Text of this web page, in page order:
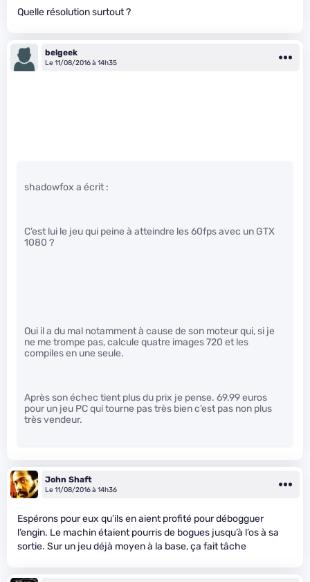
Quelle résolution surtout ?
belgeek
Le 11/08/2016 à 14h35
shadowfox a écrit :
C’est lui le jeu qui peine à atteindre les 60fps avec un GTX
1080 ?
Oui il a du mal notamment à cause de son moteur qui, si je
ne me trompe pas, calcule quatre images 720 et les
compiles en une seule.
Après son échec tient plus du prix je pense. 69.99 euros
pour un jeu PC qui tourne pas très bien c’est pas non plus
très vendeur.
John Shaft
Le 11/08/2016 à 14h36
Espérons pour eux qu’ils en aient profité pour débogguer
l’engin. Le machin étaient pourris de bogues jusqu’à l’os à sa
sortie. Sur un jeu déjà moyen à la base, ça fait tâche